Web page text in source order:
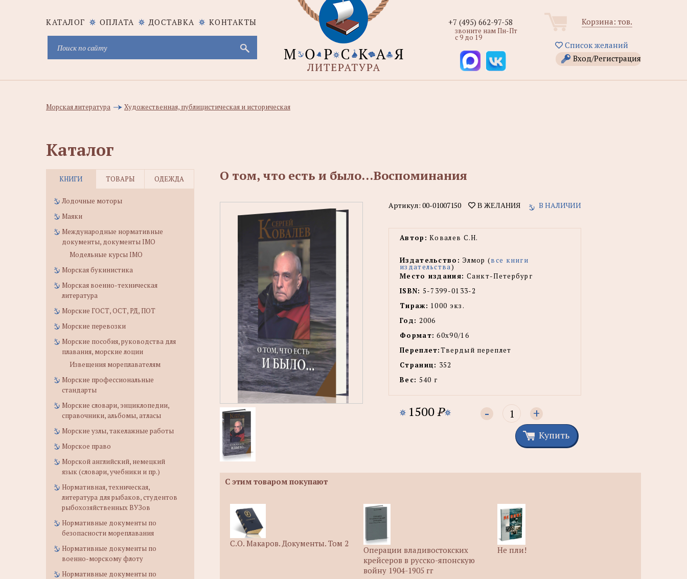
КАТАЛОГ ОПЛАТА ДОСТАВКА КОНТАКТЫ Корзина: тов.
Список желаний
Вход/Регистрация
+7 (495) 662-97-58
звоните нам Пн-Пт
с 9 до 19
Морская литература Художественная, публицистическая и историческая
Каталог
КНИГИ ТОВАРЫ ОДЕЖДА
Лодочные моторы
Маяки
Международные нормативные
документы, документы IMO
Модельные курсы IMO
Морская букинистика
Морская военно-техническая
литература
Морские ГОСТ, ОСТ, РД, ПОТ
Морские перевозки
Морские пособия, руководства для
плавания, морские лоции
Извещения мореплавателям
Морские профессиональные
стандарты
Морские словари, энциклопедии,
справочники, альбомы, атласы
Морские узлы, такелажные работы
Морское право
Морской английский, немецкий
язык (словари, учебники и пр.)
Нормативная, техническая,
литература для рыбаков, студентов
рыбохозяйственных ВУЗов
Нормативные документы по
безопасности мореплавания
Нормативные документы по
военно-морскому флоту
Нормативные документы по
О том, что есть и было...Воспоминания
Артикул: 00-01007150 В ЖЕЛАНИЯ В НАЛИЧИИ
Автор: Ковалев С.Н.
Издательство: Элмор (все книги
издательства)
Место издания: Санкт-Петербург
ISBN: 5-7399-0133-2
Тираж: 1000 экз.
Год: 2006
Формат: 60x90/16
Переплет:Твердый переплет
Страниц: 352
Вес: 540 г
1500P - +
Купить
С этим товаром покупают
С.О. Макаров. Документы. Том 2
Операции владивостокских
крейсеров в русско-японскую
войну 1904-1905 гг
Не пли!